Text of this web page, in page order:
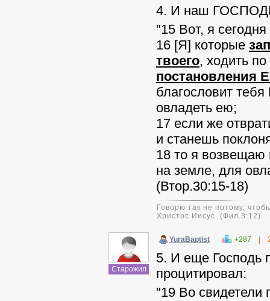
4. И наш
"15 Вот, я
16 [Я] которые
твоего, ходить
постановления
благословит
овладеть ею;
17 если же
и станешь
18 то я возвещаю
на земле, для
(Втор.30:15-18)
Говорю так не потому,
Христос Иисус. (Фил.3:12)
Старожил
YuraBaptist +287
5. И еще Господь
процитировал:
"19 Во свидетели